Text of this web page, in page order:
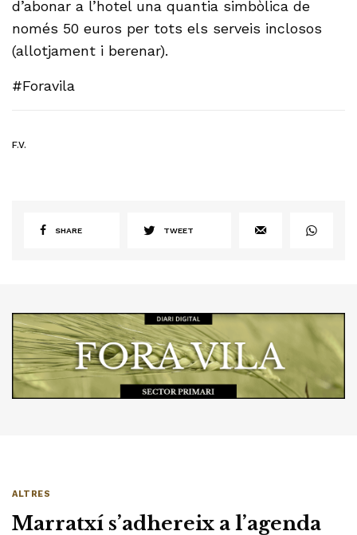
d’abonar a l’hotel una quantia simbòlica de
només 50 euros per tots els serveis inclosos
(allotjament i berenar).
#Foravila
F.V.
SHARE TWEET
ALTRES
Marratxí s’adhereix a l’agenda